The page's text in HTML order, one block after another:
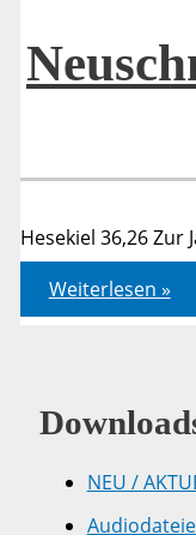
Hesekiel 36,26 Zur
Neuschnee
oder
neues
Weiterlesen »
NEU /